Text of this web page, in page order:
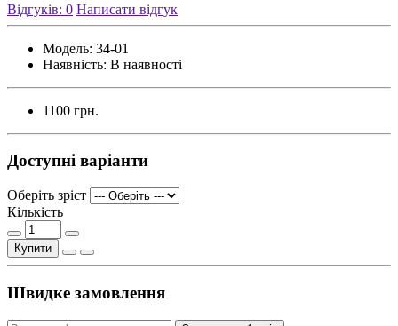
Відгуків: 0 Написати відгук
Модель: 34-01
Наявність: В наявності
1100 грн.
Доступні варіанти
Оберіть зріст
Кількість
Купити
Швидке замовлення